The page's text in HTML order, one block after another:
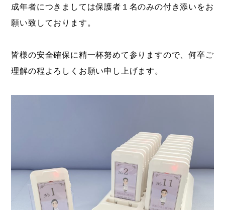
成年者につきましては保護者１名のみの付き添いをお
願い致しております。
皆様の安全確保に精一杯努めて参りますので、何卒ご
理解の程よろしくお願い申し上げます。